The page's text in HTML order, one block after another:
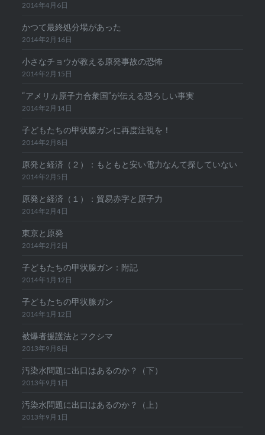
2014年4月6日
かつて最終処分場があった
2014年2月16日
小さなチョウが教える原発事故の恐怖
2014年2月15日
“アメリカ原子力合衆国”が伝える恐ろしい事実
2014年2月14日
子どもたちの甲状腺ガンに再度注視を！
2014年2月8日
原発と経済（２）：もともと安い電力なんて探していない
2014年2月5日
原発と経済（１）：貿易赤字と原子力
2014年2月4日
東京と原発
2014年2月2日
子どもたちの甲状腺ガン：附記
2014年1月12日
子どもたちの甲状腺ガン
2014年1月12日
被爆者援護法とフクシマ
2013年9月8日
汚染水問題に出口はあるのか？（下）
2013年9月1日
汚染水問題に出口はあるのか？（上）
2013年9月1日